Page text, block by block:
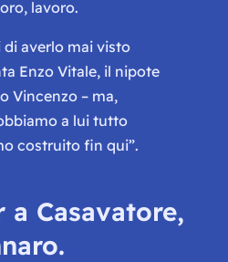
lavoro.
averlo mai visto
Enzo Vitale, il nipote
Vincenzo – ma,
a lui tutto
costruito fin qui”.
Casavatore,